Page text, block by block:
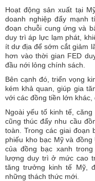
Hoạt động sản xuất tại
doanh nghiệp đẩy mạnh
đoạn chuỗi cung ứng và
duy trì áp lực lạm phát,
ít dư địa để sớm cắt giảm
hơn vào thời gian FED
đầu nới lỏng chính sách.
Bên cạnh đó, triển vọng
kém khả quan, giúp gia
với các đồng tiền lớn khác,
Ngoài yếu tố kinh tế,
cũng thúc đẩy nhu cầu
toàn. Trong các giai đoạn
phiếu kho bạc Mỹ và
của đồng bạc xanh
lượng duy trì ở mức cao
tăng trưởng kinh tế Mỹ,
những thách thức mới.